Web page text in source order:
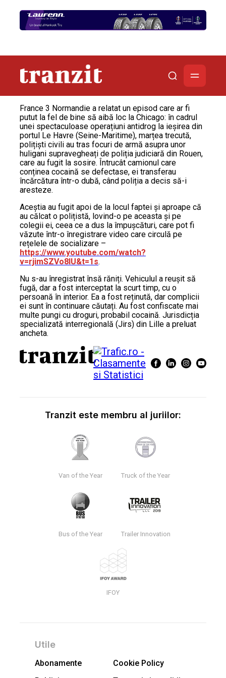
France 3 Normandie a relatat un episod care ar fi
putut la fel de bine să aibă loc la Chicago: în cadrul
unei spectaculoase operațiuni antidrog la ieșirea din
portul Le Havre (Seine-Maritime), marțea trecută,
polițiști civili au tras focuri de armă asupra unor
huligani supravegheați de poliția judiciară din Rouen,
care au fugit la sosire. Întrucât camionul care
conținea cocaină se defectase, ei transferau
încărcătura într-o dubă, când poliția a decis să-i
aresteze.
Aceștia au fugit apoi de la locul faptei și aproape că
au călcat o polițistă, lovind-o pe aceasta și pe
colegii ei, ceea ce a dus la împușcături, care pot fi
văzute într-o înregistrare video care circulă pe
rețelele de socializare –
https://www.youtube.com/watch?
v=rjimSZVo8IU&t=1s.
Nu s-au înregistrat însă răniți. Vehiculul a reușit să
fugă, dar a fost interceptat la scurt timp, cu o
persoană în interior. Ea a fost reținută, dar complicii
ei sunt în continuare căutați. Au fost confiscate mai
multe pungi cu droguri, probabil cocaină. Jurisdicția
specializată interregională (Jirs) din Lille a preluat
ancheta.
Tranzit este membru al juriilor:
Van of the Year Truck of the Year
Bus of the Year Trailer Innovation
IFOY
Utile
Abonamente
Cookie Policy